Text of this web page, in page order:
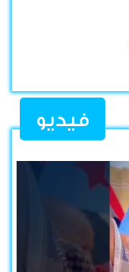
فيديو